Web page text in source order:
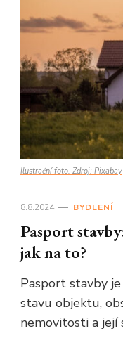
Ilustrační foto. Zdroj: Pixabay
8.8.2024 BYDLENÍ
Pasport
jak na to?
Pasport stavby
stavu objektu,
nemovitosti a její